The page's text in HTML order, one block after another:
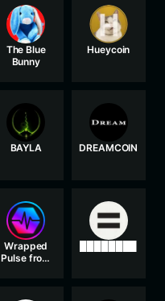
The Blue
Bunny
Hueycoin
BAYLA DREAMCOIN
Wrapped
Pulse from